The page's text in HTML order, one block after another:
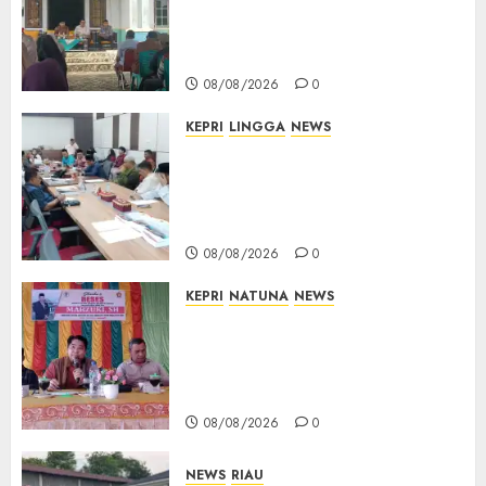
08/08/2026 0
KEPRI LINGGA NEWS
08/08/2026 0
KEPRI NATUNA NEWS
08/08/2026 0
NEWS RIAU